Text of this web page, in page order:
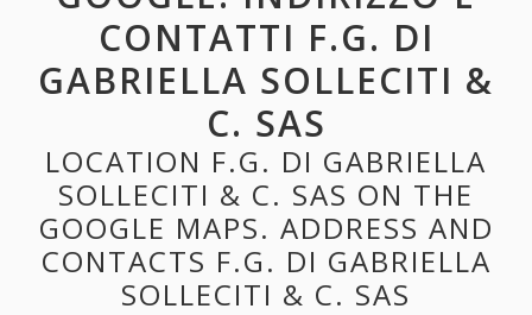
CONTATTI F.G. DI
GABRIELLA SOLLECITI &
C. SAS
LOCATION F.G. DI GABRIELLA
SOLLECITI & C. SAS ON THE
GOOGLE MAPS. ADDRESS AND
CONTACTS F.G. DI GABRIELLA
SOLLECITI & C. SAS